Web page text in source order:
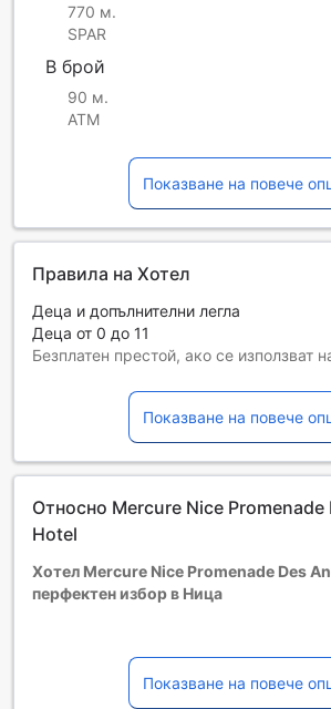
770 м.
SPAR
В брой
90 м.
ATM
Показване на повече
Правила на Хотел
Деца и допълнителни легла
Деца от 0 до 11
Безплатен престой, ако се използват
избрания тип стая. За повече
капацитета на отделните стаи.
При резервиране на повече от 5 стаи
прилагат различни условия и
Показване на повече
Относно Mercure Nice Promenade
Hotel
Хотел Mercure Nice Promenade Des
перфектен избор в Ница
Ница, хотел Mercure Nice Promenade
предлага уникално съчетание от
сърцето на Лазурния бряг. Със своите
Показване на повече